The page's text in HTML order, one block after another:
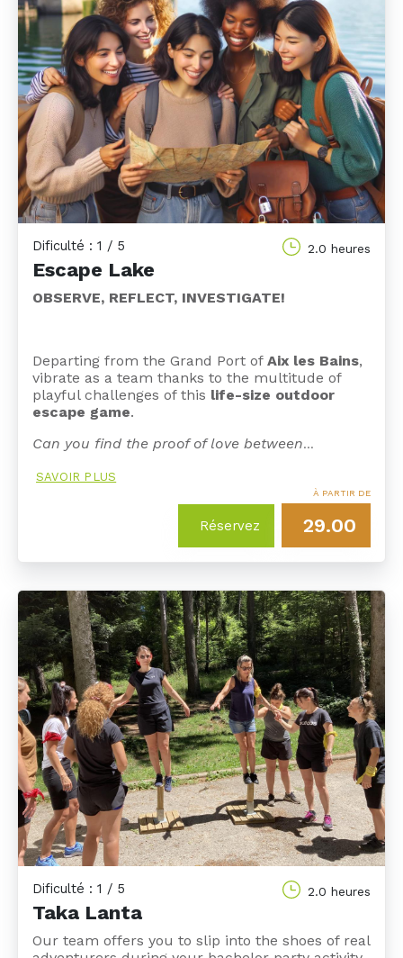
Dificulté : 1 / 5 2.0 heures
Escape Lake
OBSERVE, REFLECT, INVESTIGATE!
Departing from the Grand Port of Aix les Bains,
vibrate as a team thanks to the multitude of
playful challenges of this life-size outdoor
escape game.
Can you find the proof of love between…
SAVOIR PLUS
Réservez
À PARTIR DE
29.00
Dificulté : 1 / 5 2.0 heures
Taka Lanta
Our team offers you to slip into the shoes of real